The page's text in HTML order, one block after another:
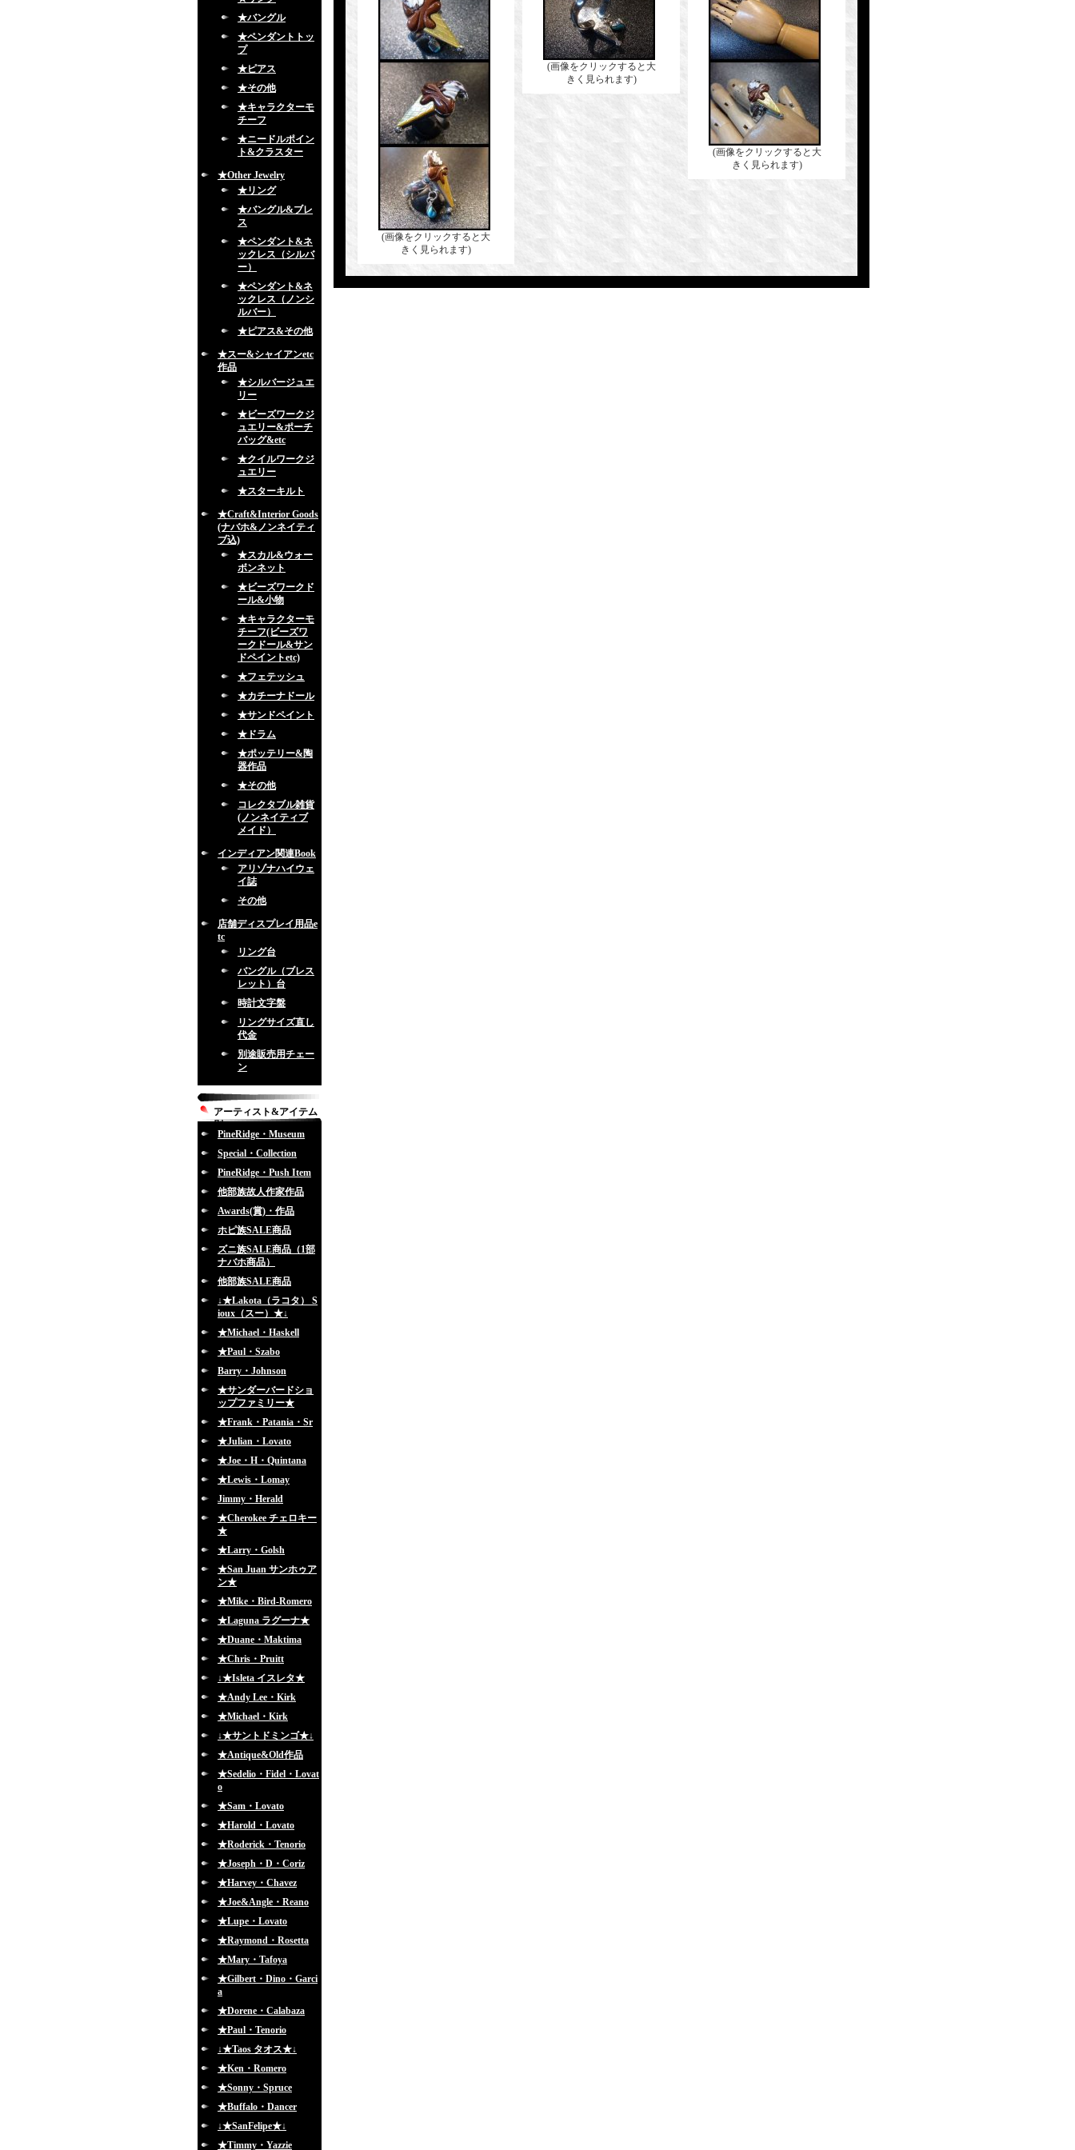
★バングル
★ペンダントトッ
プ
★ピアス
★その他
★キャラクターモ
チーフ
★ニードルポイン
ト&クラスター
★Other Jewelry
★リング
★バングル&ブレ
ス
★ペンダント&ネ
ックレス（シルバ
ー）
★ペンダント&ネ
ックレス（ノンシ
ルバー）
★ピアス&その他
★スー&シャイアンetc
作品
★シルバージュエ
リー
★ビーズワークジ
ュエリー&ポーチ
バッグ&etc
★クイルワークジ
ュエリー
★スターキルト
★Craft&Interior Goods
(ナバホ&ノンネイティ
ブ込)
★スカル&ウォー
ボンネット
★ビーズワークド
ール&小物
★キャラクターモ
チーフ(ビーズワ
ークドール&サン
ドペイントetc)
★フェテッシュ
★カチーナドール
★サンドペイント
★ドラム
★ポッテリー&陶
器作品
★その他
コレクタブル雑貨
(ノンネイティブ
メイド）
インディアン関連Book
アリゾナハイウェ
イ誌
その他
店舗ディスプレイ用品e
tc
リング台
バングル（ブレス
レット）台
時計文字盤
リングサイズ直し
代金
別途販売用チェー
ン
アーティスト&アイテム
別
PineRidge・Museum
Special・Collection
PineRidge・Push Item
他部族故人作家作品
Awards(賞)・作品
ホピ族SALE商品
ズニ族SALE商品（1部
ナバホ商品）
他部族SALE商品
↓★Lakota（ラコタ） S
ioux（スー）★↓
★Michael・Haskell
★Paul・Szabo
Barry・Johnson
★サンダーバードショ
ップファミリー★
★Frank・Patania・Sr
★Julian・Lovato
★Joe・H・Quintana
★Lewis・Lomay
Jimmy・Herald
★Cherokee チェロキー
★
★Larry・Golsh
★San Juan サンホゥア
ン★
★Mike・Bird-Romero
★Laguna ラグーナ★
★Duane・Maktima
★Chris・Pruitt
↓★Isleta イスレタ★
★Andy Lee・Kirk
★Michael・Kirk
↓★サントドミンゴ★↓
★Antique&Old作品
★Sedelio・Fidel・Lovat
o
★Sam・Lovato
★Harold・Lovato
★Roderick・Tenorio
★Joseph・D・Coriz
★Harvey・Chavez
★Joe&Angle・Reano
★Lupe・Lovato
★Raymond・Rosetta
★Mary・Tafoya
★Gilbert・Dino・Garci
a
★Dorene・Calabaza
★Paul・Tenorio
↓★Taos タオス★↓
★Ken・Romero
★Sonny・Spruce
★Buffalo・Dancer
↓★SanFelipe★↓
★Timmy・Yazzie
(画像をクリックすると大
きく見られます)
(画像をクリックすると大
きく見られます)
(画像をクリックすると大
きく見られます)